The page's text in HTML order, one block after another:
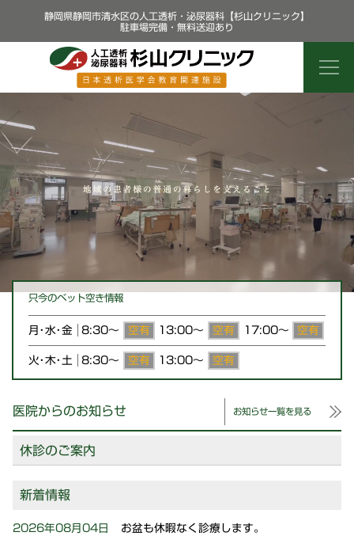
静岡県静岡市清水区の人工透析・泌尿器科【杉山クリニック】
駐車場完備・無料送迎あり
只今のベット空き情報
月・水・金 8:30〜 空有 13:00〜 空有 17:00〜 空有
火・木・土 8:30〜 空有 13:00〜 空有
医院からのお知らせ お知らせ一覧を見る
休診のご案内
新着情報
2026年08月04日 お盆も休暇なく診療します。